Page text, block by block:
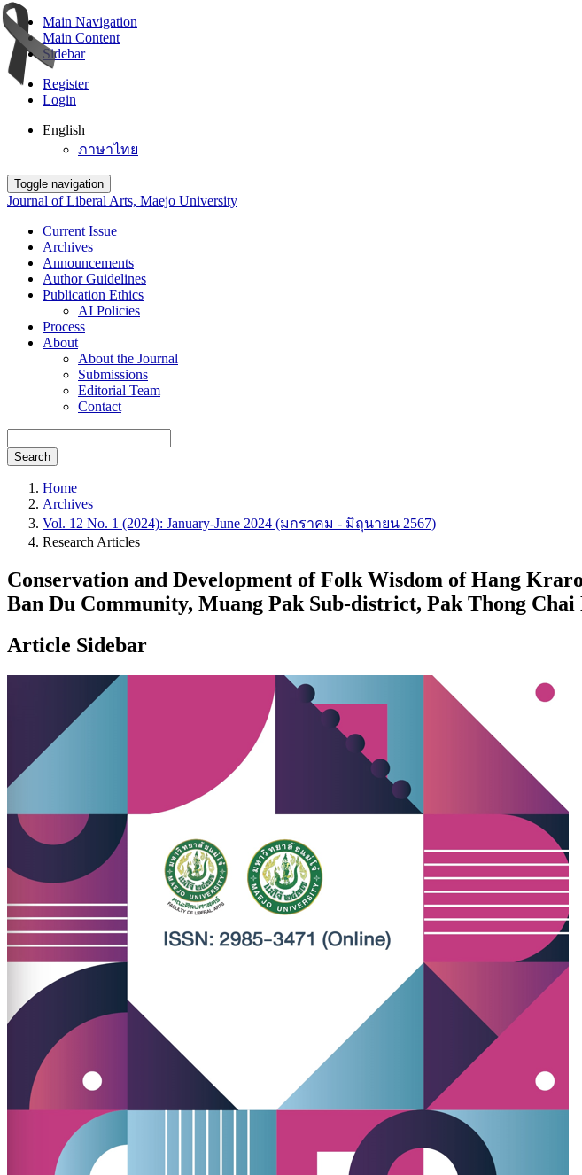
Main Navigation
Main Content
Sidebar
Register
Login
English
ภาษาไทย
Toggle navigation
Journal of Liberal Arts, Maejo University
Current Issue
Archives
Announcements
Author Guidelines
Publication Ethics
AI Policies
Process
About
About the Journal
Submissions
Editorial Team
Contact
Search
Home
Archives
Vol. 12 No. 1 (2024): January-June 2024 (มกราคม - มิถุนายน 2567)
Research Articles
Conservation and Development of Folk Wisdom of Hang
Ban Du Community, Muang Pak Sub-district, Pak Thong
Article Sidebar